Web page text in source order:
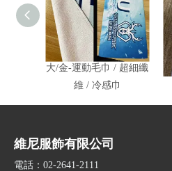
大/金-運動毛巾 / 超細纖
維 / 冷感巾
維尼服飾有限公司
電話：02-2641-2111